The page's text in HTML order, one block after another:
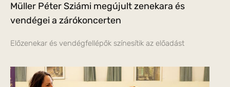
Müller Péter Sziámi megújult zenekara és
vendégei a zárókoncerten
Előzenekar és vendégfellépők színesítik az előadást